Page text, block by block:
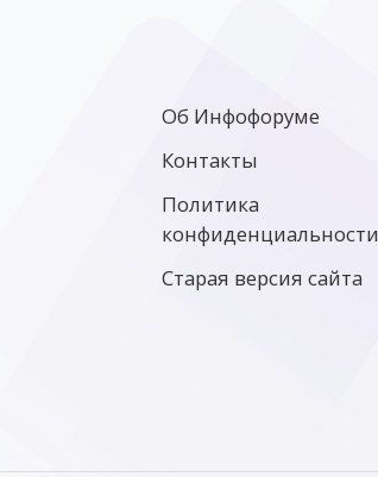
Об Инфофоруме
Контакты
Политика
конфиденциальности
Старая версия сайта